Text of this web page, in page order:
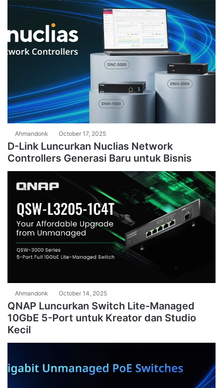
Ahmandonk October 17, 2025
D-Link Luncurkan Nuclias Network
Controllers Generasi Baru untuk Bisnis
Ahmandonk October 14, 2025
QNAP Luncurkan Switch Lite-Managed
10GbE 5-Port untuk Kreator dan Studio
Kecil